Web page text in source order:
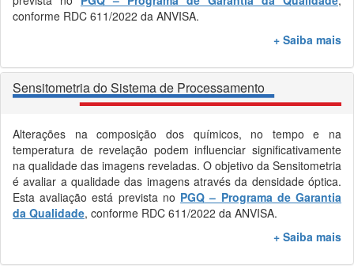
conforme RDC 611/2022 da ANVISA.
+ Saiba mais
Sensitometria do Sistema de Processamento
Alterações na composição dos químicos, no tempo e na
temperatura de revelação podem influenciar significativamente
na qualidade das imagens reveladas. O objetivo da Sensitometria
é avaliar a qualidade das imagens através da densidade óptica.
Esta avaliação está prevista no PGQ – Programa de Garantia
da Qualidade, conforme RDC 611/2022 da ANVISA.
+ Saiba mais